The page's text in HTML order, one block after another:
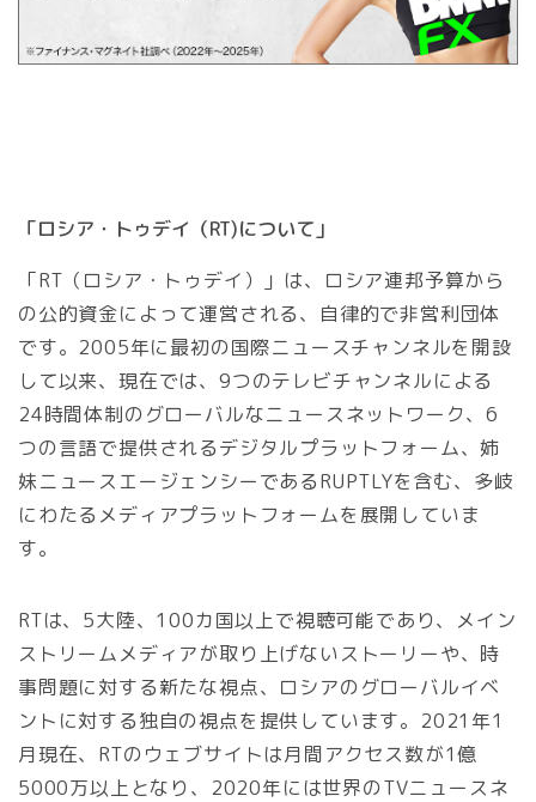
「ロシア・トゥデイ（RT)について」
「RT（ロシア・トゥデイ）」は、ロシア連邦予算から
の公的資金によって運営される、自律的で非営利団体
です。2005年に最初の国際ニュースチャンネルを開設
して以来、現在では、9つのテレビチャンネルによる
24時間体制のグローバルなニュースネットワーク、6
つの言語で提供されるデジタルプラットフォーム、姉
妹ニュースエージェンシーであるRUPTLYを含む、多岐
にわたるメディアプラットフォームを展開していま
す。
RTは、5大陸、100カ国以上で視聴可能であり、メイン
ストリームメディアが取り上げないストーリーや、時
事問題に対する新たな視点、ロシアのグローバルイベ
ントに対する独自の視点を提供しています。2021年1
月現在、RTのウェブサイトは月間アクセス数が1億
5000万以上となり、2020年には世界のTVニュースネ